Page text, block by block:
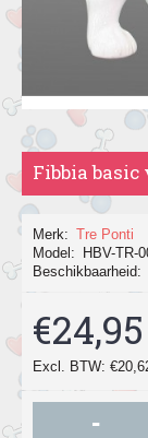
Merk: Tre Ponti
Model:
HBV-TR-
Beschikbaarheid:
€24,95
Excl. BTW:
-